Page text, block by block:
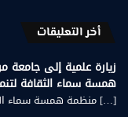
أخر التعليقات
همسة سماء الثقافة
[…] منظمة همسة سماء